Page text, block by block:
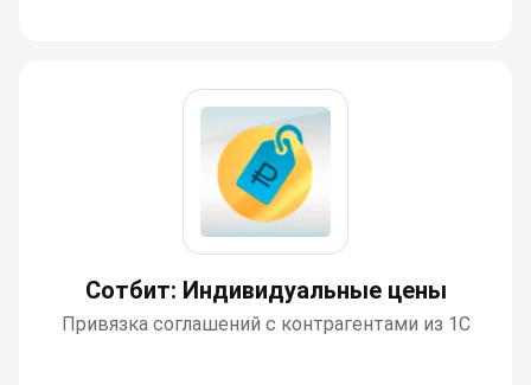
Сотбит: Индивидуальные цены
Привязка соглашений с контрагентами из 1С